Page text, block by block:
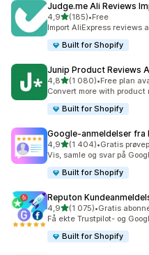
Judge.me Ali Reviews
4,9av 5 stjerner
(185)
Totalt 185 omtaler
•Free
Import AliExpress reviews
Built for Shopify
Junip Product Reviews
4,8av 5 stjerner
(1 080)
Totalt 1080 omtaler
•Free plan
Convert more with
Built for Shopify
Google‑anmeldelser fra
4,9av 5 stjerner
(1 404)
Totalt 1404 omtaler
•Gratis
Vis, samle og svar på
Built for Shopify
Reputon
4,9av 5 stjerner
(1 075)
Totalt 1075 omtaler
•Gratis
Få ekte Trustpilot- og
Built for Shopify